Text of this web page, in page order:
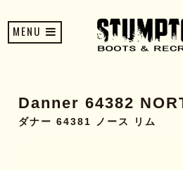
MENU
Danner 64382
ダナー 64381 ノース リム